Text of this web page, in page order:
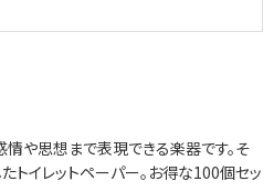
や思想まで表現できる楽器です。そ
トイレットペーパー。お得な100個セッ